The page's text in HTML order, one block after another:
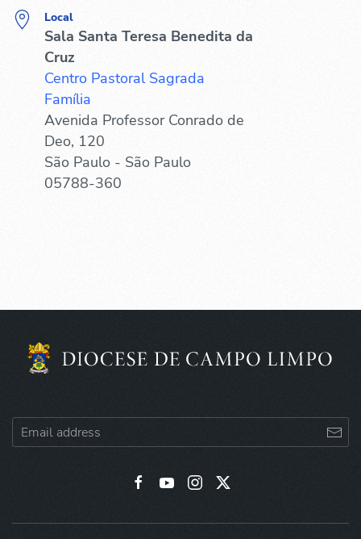
Local
Sala Santa Teresa Benedita da
Cruz
Centro Pastoral Sagrada
Família
Avenida Professor Conrado de
Deo, 120
São Paulo - São Paulo
05788-360